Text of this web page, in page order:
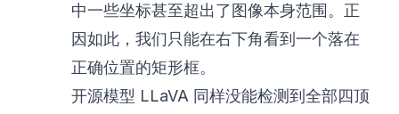
中一些坐标甚至超出了图像本身范围。正
因如此，我们只能在右下角看到一个落在
正确位置的矩形框。
开源模型 LLaVA 同样没能检测到全部四顶